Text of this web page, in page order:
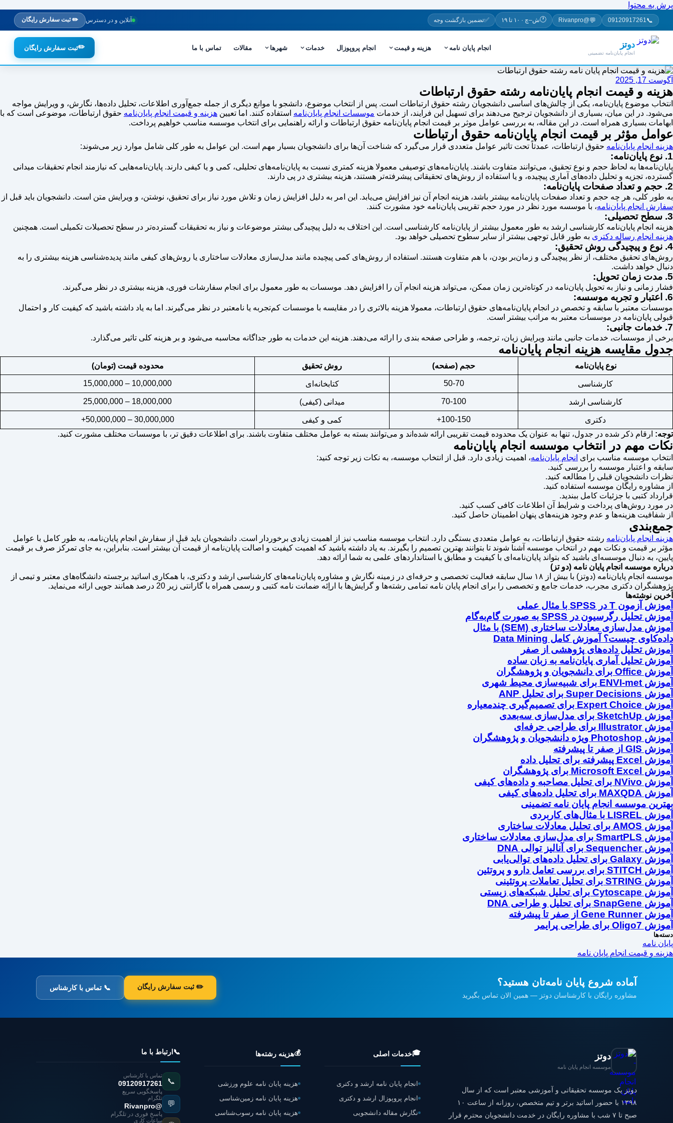
پرش به محتوا
📞
09120917261
💬
@Rivanpro
🕐ش–چ · ۱۰ تا ۱۹ ✅تضمین بازگشت وجه آنلاین و در دسترس ✏️ ثبت سفارش رایگان
دوتز
انجام پایان‌نامه تضمینی
انجام پایان نامه هزینه و قیمت انجام پروپوزال خدمات شهرها مقالات تماس با ما ✏️ثبت سفارش رایگان
آگوست 17, 2025
هزینه و قیمت انجام پایان‌نامه رشته حقوق ارتباطات
انتخاب موضوع پایان‌نامه، یکی از چالش‌های اساسی دانشجویان رشته حقوق ارتباطات است. پس از انتخاب موضوع، دانشجو با موانع دیگری از جمله جمع‌آوری اطلاعات، تحلیل داده‌ها، نگارش، و ویرایش مواجه
می‌شود. در این میان، بسیاری از دانشجویان ترجیح می‌دهند برای تسهیل این فرایند، از خدمات موسسات انجام پایان‌نامه استفاده کنند. اما تعیین هزینه و قیمت انجام پایان‌نامه حقوق ارتباطات، موضوعی است که با
ابهامات بسیاری همراه است. در این مقاله، به بررسی عوامل موثر بر قیمت انجام پایان‌نامه حقوق ارتباطات و ارائه راهنمایی برای انتخاب موسسه مناسب خواهیم پرداخت.
عوامل مؤثر بر قیمت انجام پایان‌نامه حقوق ارتباطات
هزینه انجام پایان‌نامه حقوق ارتباطات، عمدتاً تحت تاثیر عوامل متعددی قرار می‌گیرد که شناخت آن‌ها برای دانشجویان بسیار مهم است. این عوامل به طور کلی شامل موارد زیر می‌شوند:
1. نوع پایان‌نامه:
پایان‌نامه‌ها به لحاظ حجم و نوع تحقیق، می‌توانند متفاوت باشند. پایان‌نامه‌های توصیفی معمولا هزینه کمتری نسبت به پایان‌نامه‌های تحلیلی، کمی و یا کیفی دارند. پایان‌نامه‌هایی که نیازمند انجام تحقیقات میدانی
گسترده، تجزیه و تحلیل داده‌های آماری پیچیده، و یا استفاده از روش‌های تحقیقاتی پیشرفته‌تر هستند، هزینه بیشتری در پی دارند.
2. حجم و تعداد صفحات پایان‌نامه:
به طور کلی، هر چه حجم و تعداد صفحات پایان‌نامه بیشتر باشد، هزینه انجام آن نیز افزایش می‌یابد. این امر به دلیل افزایش زمان و تلاش مورد نیاز برای تحقیق، نوشتن، و ویرایش متن است. دانشجویان باید قبل از
سفارش انجام پایان‌نامه، با موسسه مورد نظر در مورد حجم تقریبی پایان‌نامه خود مشورت کنند.
3. سطح تحصیلی:
هزینه انجام پایان‌نامه کارشناسی ارشد به طور معمول بیشتر از پایان‌نامه کارشناسی است. این اختلاف به دلیل پیچیدگی بیشتر موضوعات و نیاز به تحقیقات گسترده‌تر در سطح تحصیلات تکمیلی است. همچنین
هزینه انجام رساله دکتری به طور قابل توجهی بیشتر از سایر سطوح تحصیلی خواهد بود.
4. نوع و پیچیدگی روش تحقیق:
روش‌های تحقیق مختلف، از نظر پیچیدگی و زمان‌بر بودن، با هم متفاوت هستند. استفاده از روش‌های کمی پیچیده مانند مدل‌سازی معادلات ساختاری یا روش‌های کیفی مانند پدیده‌شناسی هزینه بیشتری را به
دنبال خواهد داشت.
5. مدت زمان تحویل:
فشار زمانی و نیاز به تحویل پایان‌نامه در کوتاه‌ترین زمان ممکن، می‌تواند هزینه انجام آن را افزایش دهد. موسسات به طور معمول برای انجام سفارشات فوری، هزینه بیشتری در نظر می‌گیرند.
6. اعتبار و تجربه موسسه:
موسسات معتبر با سابقه و تخصص در انجام پایان‌نامه‌های حقوق ارتباطات، معمولا هزینه بالاتری را در مقایسه با موسسات کم‌تجربه یا نامعتبر در نظر می‌گیرند. اما به یاد داشته باشید که کیفیت کار و احتمال
قبولی پایان‌نامه در موسسات معتبر به مراتب بیشتر است.
7. خدمات جانبی:
برخی از موسسات، خدمات جانبی مانند ویرایش زبان، ترجمه، و طراحی صفحه بندی را ارائه می‌دهند. هزینه این خدمات به طور جداگانه محاسبه می‌شود و بر هزینه کلی تاثیر می‌گذارد.
جدول مقایسه هزینه انجام پایان‌نامه
نوع پایان‌نامه حجم (صفحه) روش تحقیق محدوده قیمت (تومان)
کارشناسی 50-70 کتابخانه‌ای 10,000,000 – 15,000,000
کارشناسی ارشد 70-100 میدانی (کیفی) 18,000,000 – 25,000,000
دکتری 100-150+ کمی و کیفی
30,000,000 – 50,000,000+
توجه: ارقام ذکر شده در جدول، تنها به عنوان یک محدوده قیمت تقریبی ارائه شده‌اند و می‌توانند بسته به عوامل مختلف متفاوت باشند. برای اطلاعات دقیق تر، با موسسات مختلف مشورت کنید.
نکات مهم در انتخاب موسسه انجام پایان‌نامه
انتخاب موسسه مناسب برای انجام پایان‌نامه، اهمیت زیادی دارد. قبل از انتخاب موسسه، به نکات زیر توجه کنید:
سابقه و اعتبار موسسه را بررسی کنید.
نظرات دانشجویان قبلی را مطالعه کنید.
از مشاوره رایگان موسسه استفاده کنید.
قرارداد کتبی با جزئیات کامل ببندید.
در مورد روش‌های پرداخت و شرایط آن اطلاعات کافی کسب کنید.
از شفافیت هزینه‌ها و عدم وجود هزینه‌های پنهان اطمینان حاصل کنید.
جمع‌بندی
هزینه انجام پایان‌نامه رشته حقوق ارتباطات، به عوامل متعددی بستگی دارد. انتخاب موسسه مناسب نیز از اهمیت زیادی برخوردار است. دانشجویان باید قبل از سفارش انجام پایان‌نامه، به طور کامل با عوامل
مؤثر بر قیمت و نکات مهم در انتخاب موسسه آشنا شوند تا بتوانند بهترین تصمیم را بگیرند. به یاد داشته باشید که اهمیت کیفیت و اصالت پایان‌نامه از قیمت آن بیشتر است. بنابراین، به جای تمرکز صرف بر قیمت
پایین، به دنبال موسسه‌ای باشید که بتواند پایان‌نامه‌ای با کیفیت و مطابق با استانداردهای علمی به شما ارائه دهد.
درباره موسسه انجام پایان نامه (دو تز)
موسسه انجام پایان‌نامه (دوتز) با بیش از ۱۸ سال سابقه فعالیت تخصصی و حرفه‌ای در زمینه نگارش و مشاوره پایان‌نامه‌های کارشناسی ارشد و دکتری، با همکاری اساتید برجسته دانشگاه‌های معتبر و تیمی از
پژوهشگران دکتری مجرب، خدمات جامع و تخصصی را برای انجام پایان نامه تمامی رشته‌ها و گرایش‌ها با اراِئه ضمانت نامه کتبی و رسمی همراه با گارانتی زیر 20 درصد همانند جویی ارائه می‌نماید.
آخرین نوشته‌ها
آموزش آزمون T در SPSS با مثال عملی
آموزش تحلیل رگرسیون در SPSS به صورت گام‌به‌گام
آموزش مدل‌سازی معادلات ساختاری (SEM) با مثال
داده‌کاوی چیست؟ آموزش کامل Data Mining
آموزش تحلیل داده‌های پژوهشی از صفر
آموزش تحلیل آماری پایان‌نامه به زبان ساده
آموزش Office برای دانشجویان و پژوهشگران
آموزش ENVI-met برای شبیه‌سازی محیط شهری
آموزش Super Decisions برای تحلیل ANP
آموزش Expert Choice برای تصمیم‌گیری چندمعیاره
آموزش SketchUp برای مدل‌سازی سه‌بعدی
آموزش Illustrator برای طراحی حرفه‌ای
آموزش Photoshop ویژه دانشجویان و پژوهشگران
آموزش GIS از صفر تا پیشرفته
آموزش Excel پیشرفته برای تحلیل داده
آموزش Microsoft Excel برای پژوهشگران
آموزش NVivo برای تحلیل مصاحبه و داده‌های کیفی
آموزش MAXQDA برای تحلیل داده‌های کیفی
بهترین موسسه انجام پایان نامه تضمینی
آموزش LISREL با مثال‌های کاربردی
آموزش AMOS برای تحلیل معادلات ساختاری
آموزش SmartPLS برای مدل‌سازی معادلات ساختاری
آموزش Sequencher برای آنالیز توالی DNA
آموزش Galaxy برای تحلیل داده‌های توالی‌یابی
آموزش STITCH برای بررسی تعامل دارو و پروتئین
آموزش STRING برای تحلیل تعاملات پروتئینی
آموزش Cytoscape برای تحلیل شبکه‌های زیستی
آموزش SnapGene برای تحلیل و طراحی DNA
آموزش Gene Runner از صفر تا پیشرفته
آموزش Oligo7 برای طراحی پرایمر
دسته‌ها
پایان نامه
هزینه و قیمت انجام پایان نامه
آماده شروع پایان نامه‌تان هستید؟
مشاوره رایگان با کارشناسان دوتز — همین الان تماس بگیرید
✏️ ثبت سفارش رایگان 📞 تماس با کارشناس
دوتز
موسسه انجام پایان نامه
دوتز یک موسسه تحقیقاتی و آموزشی معتبر است که از سال
۱۳۹۸ با حضور اساتید برتر و تیم متخصص، روزانه از ساعت ۱۰
صبح تا ۷ شب با مشاوره رایگان در خدمت دانشجویان محترم قرار
🎓خدمات اصلی
انجام پایان نامه ارشد و دکتری
انجام پروپوزال ارشد و دکتری
نگارش مقاله دانشجویی
💰هزینه رشته‌ها
هزینه پایان نامه علوم ورزشی
هزینه پایان نامه زمین‌شناسی
هزینه پایان نامه رسوب‌شناسی
📞 ارتباط با ما
📞
تماس با کارشناس
09120917261
پاسخگویی سریع
💬
تلگرام
@Rivanpro
پاسخ فوری در تلگرام
ساعات کاری